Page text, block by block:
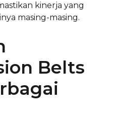
kinerja yang
masing-masing.
Belts